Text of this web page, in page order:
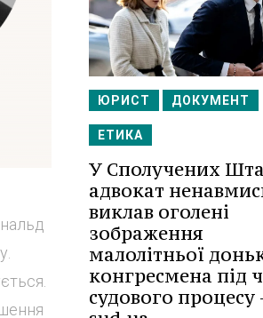
ЮРИСТ ДОКУМЕНТ
ЕТИКА
У Сполучених
адвокат
виклав оголені
зображення
малолітньої
конгресмена під
судового процесу